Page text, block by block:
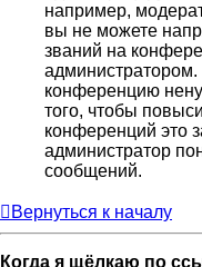
например,
вы не можете
званий на
конференцию
того, чтобы
конференций это
администратор
сообщений.
Вернуться к началу
Когда я щёлкаю по